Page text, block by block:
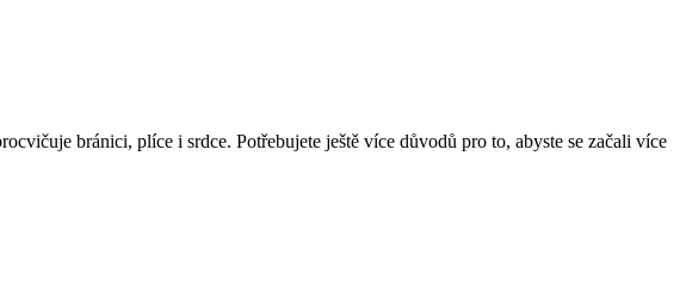
bránici, plíce i srdce. Potřebujete ještě více důvodů pro to, abyste se začali více